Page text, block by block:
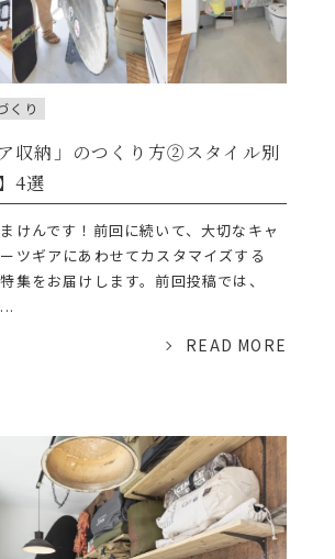
くり
収納」のつくり方②スタイル別
4選
けんです！前回に続いて、大切なキャ
ツギアにあわせてカスタマイズする
集をお届けします。前回投稿では、
READ MORE